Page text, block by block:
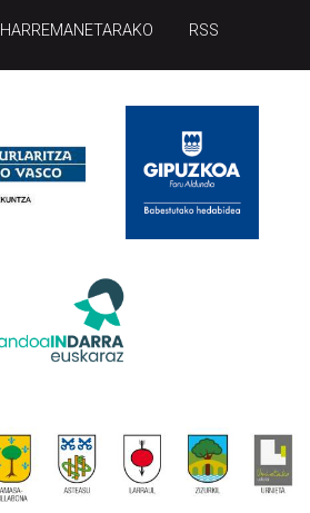
HARREMANETARAKO RSS